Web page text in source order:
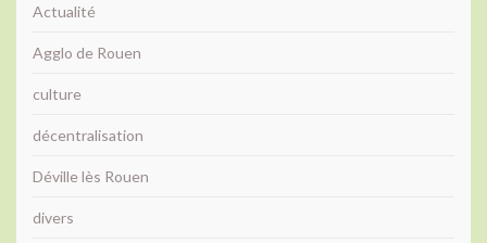
Actualité
Agglo de Rouen
culture
décentralisation
Déville lès Rouen
divers